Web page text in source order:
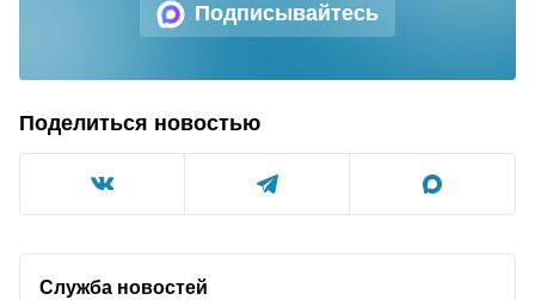
Подписывайтесь
Поделиться новостью
Служба новостей